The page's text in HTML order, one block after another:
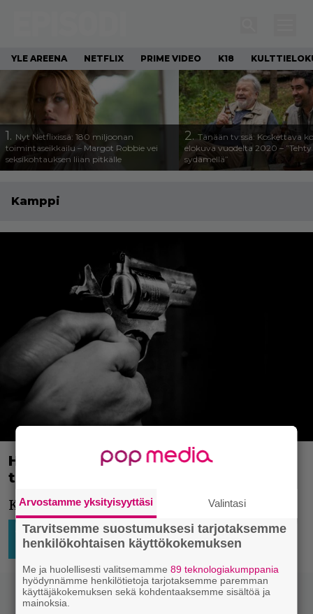
YLE AREENA NETFLIX PRIME VIDEO K18
1. Nyt Netflixissä: 180 miljoonan
toimintaseikkailu – Margot Robbie vei
seksikohtauksen liian pitkälle
2. Tänään tv:ssä: Koskettava
elokuva vuodelta 2020 – ”Tehty
sydämellä”
Kamppi
HS: Helsingin ampuminen ei
tapahtunutkaan Tennispalatsissa
Kauhunhetkiä Kampissa.
AJATTELEMISEN AIHETTA
KOTIMAASTA
12.12.2023
18:16
Niko
Arvostamme yksityisyyttäsi Valintasi
Tarvitsemme suostumuksesi tarjotaksemme
henkilökohtaisen käyttökokemuksen
Me ja huolellisesti valitsemamme89 teknologiakumppania
hyödynnämme henkilötietoja tarjotaksemme paremman
käyttäjäkokemuksen sekä kohdentaaksemme sisältöä ja
mainoksia.